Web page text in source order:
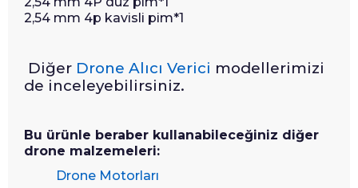
2,54 mm 4p kavisli pim*1
Diğer Drone Alıcı Verici modellerimizi
de inceleyebilirsiniz.
Bu ürünle beraber kullanabileceğiniz diğer
drone malzemeleri:
Drone Motorları